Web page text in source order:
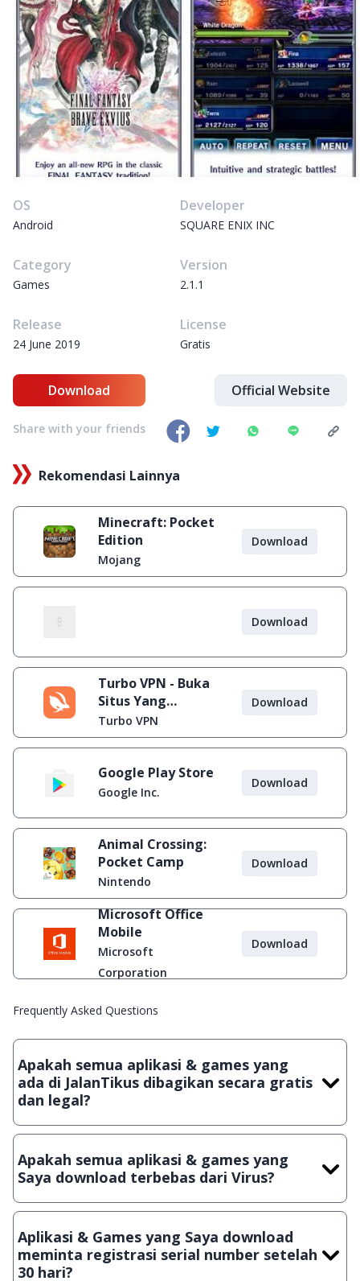
OS
Android
Developer
SQUARE ENIX INC
Category
Games
Version
2.1.1
Release
24 June 2019
License
Gratis
Download Official Website
Share with your friends
Rekomendasi Lainnya
Minecraft: Pocket
Edition
Mojang
Download
Download
Turbo VPN - Buka
Situs Yang
Diblokir
Turbo VPN
Download
Google Play Store
Google Inc.
Download
Animal Crossing:
Pocket Camp
Nintendo
Download
Microsoft Office
Mobile
Microsoft
Corporation
Download
Frequently Asked Questions
Apakah semua aplikasi & games yang
ada di JalanTikus dibagikan secara gratis
dan legal?
Ya, JalanTikus hanya membagikan aplikasi & games yang
crack, patch atau semacamnya.
Apakah semua aplikasi & games yang
Saya download terbebas dari Virus?
Ya, JalanTikus selalu melakukan scanning dengan 3 jenis
suatu aplikasi atau games, sehingga bisa dijamin 100%
terbebas dari virus.
Aplikasi & Games yang Saya download
meminta registrasi serial number setelah
30 hari?